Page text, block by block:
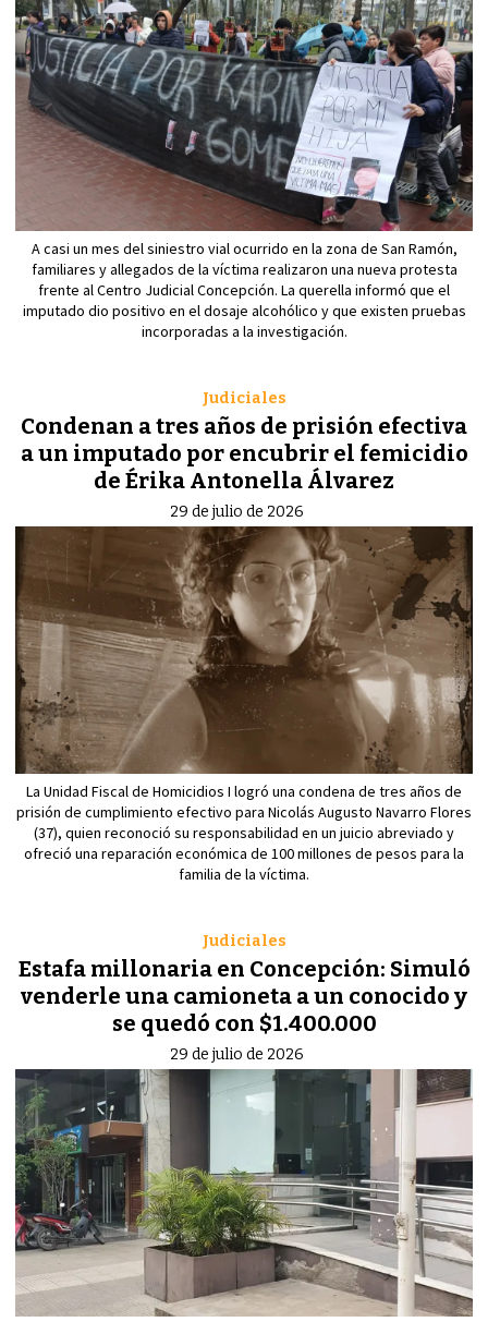
A casi un mes del siniestro vial ocurrido en la zona de San Ramón,
familiares y allegados de la víctima realizaron una nueva protesta
frente al Centro Judicial Concepción. La querella informó que el
imputado dio positivo en el dosaje alcohólico y que existen pruebas
incorporadas a la investigación.
Condenan a tres años de prisión efectiva
a un imputado por encubrir el femicidio
de Érika Antonella Álvarez
Judiciales
29 de julio de 2026
La Unidad Fiscal de Homicidios I logró una condena de tres años de
prisión de cumplimiento efectivo para Nicolás Augusto Navarro Flores
(37), quien reconoció su responsabilidad en un juicio abreviado y
ofreció una reparación económica de 100 millones de pesos para la
familia de la víctima.
Estafa millonaria en Concepción: Simuló
venderle una camioneta a un conocido y
se quedó con $1.400.000
Judiciales
29 de julio de 2026